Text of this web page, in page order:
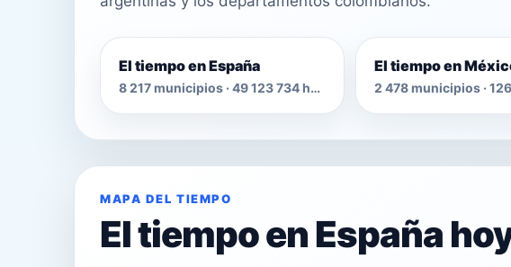
El tiempo en España
8 217 municipios · 49 123 734 habitantes
El tiempo en
MAPA DEL TIEMPO
El tiempo en España